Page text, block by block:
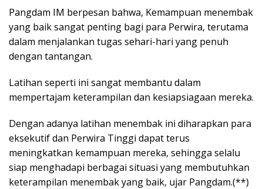
Pangdam IM berpesan bahwa, Kemampuan menembak
yang baik sangat penting bagi para Perwira, terutama
dalam menjalankan tugas sehari-hari yang penuh
dengan tantangan.
Latihan seperti ini sangat membantu dalam
mempertajam keterampilan dan kesiapsiagaan mereka.
Dengan adanya latihan menembak ini diharapkan para
eksekutif dan Perwira Tinggi dapat terus
meningkatkan kemampuan mereka, sehingga selalu
siap menghadapi berbagai situasi yang membutuhkan
keterampilan menembak yang baik, ujar Pangdam.(**)